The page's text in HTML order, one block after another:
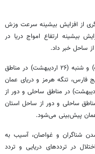
از افزایش بیشینه سرعت وزش
۲۰ تا ۲۶ نات و افزایش بیشینه ارتفاع امواج دریا در
این وضعیت روزهای چهارشنبه (۲۳ اردیبهشت) و شنبه (۲۶ اردیبهشت) در مناطق
فارس، تنگه هرمز و دریای عمان
پنج‌شنبه (۲۴ اردیبهشت) و جمعه (۲۵ اردیبهشت) در مناطق ساحلی و دور از
ساحلی و دور از ساحل استان
پیش‌بینی می‌شود.
شناگران و غواصان، آسیب به
در ترددهای دریایی و تردد